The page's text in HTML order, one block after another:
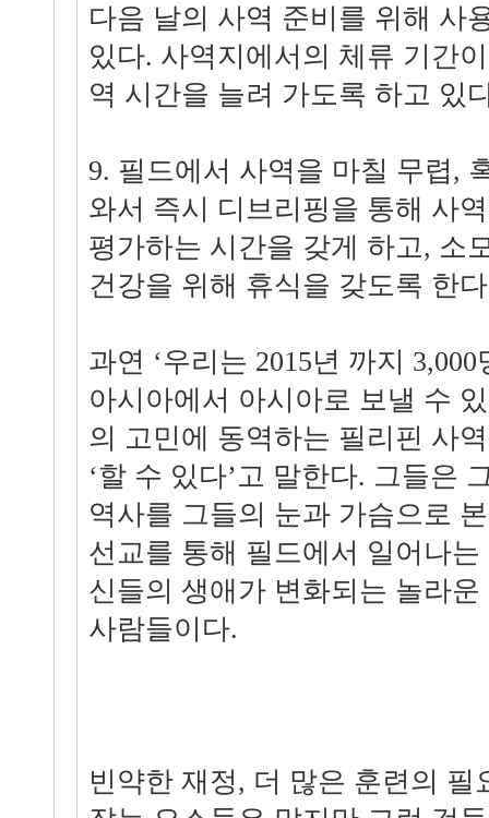
다음 날의 사역 준비를 위해 사
있다. 사역지에서의 체류 기간
역 시간을 늘려 가도록 하고 있
9. 필드에서 사역을 마칠 무렵,
와서 즉시 디브리핑을 통해 사
평가하는 시간을 갖게 하고, 소
건강을 위해 휴식을 갖도록 한
과연 ‘우리는 2015년 까지
아시아에서 아시아로 보낼 수
의 고민에 동역하는 필리핀 사
‘할 수 있다’고 말한다. 그들은
역사를 그들의 눈과 가슴으로
선교를 통해 필드에서 일어나
신들의 생애가 변화되는 놀라
사람들이다.
빈약한 재정, 더 많은 훈련의 필